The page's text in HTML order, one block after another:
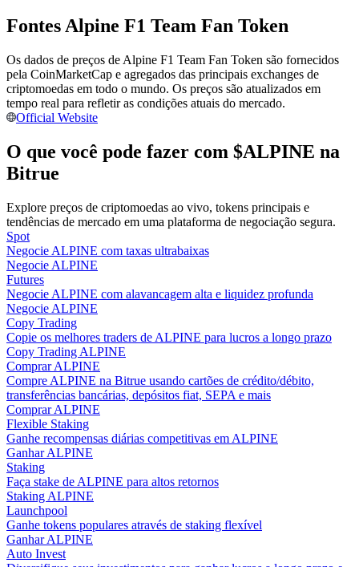
Informação
Análise de big data, incluindo informações comerciais, etc.
Guia
Guia para iniciantes em futuros
Estratégias de negociação
Aprenda como se manter lucrativo
Fontes Alpine F1 Team Fan Token
Os dados de preços de Alpine F1 Team Fan Token são fornecidos
pela CoinMarketCap e agregados das principais exchanges de
criptomoedas em todo o mundo. Os preços são atualizados em
tempo real para refletir as condições atuais do mercado.
Official Website
O que você pode fazer com $ALPINE na
Bitrue
Explore preços de criptomoedas ao vivo, tokens principais e
tendências de mercado em uma plataforma de negociação segura.
Spot
Negocie ALPINE com taxas ultrabaixas
Negocie ALPINE
Futures
Negocie ALPINE com alavancagem alta e liquidez profunda
Negocie ALPINE
Copy Trading
Copie os melhores traders de ALPINE para lucros a longo prazo
Copy Trading ALPINE
Comprar ALPINE
Compre ALPINE na Bitrue usando cartões de crédito/débito,
transferências bancárias, depósitos fiat, SEPA e mais
Comprar ALPINE
Flexible Staking
Ganhe recompensas diárias competitivas em ALPINE
Ganhar ALPINE
Staking
Faça stake de ALPINE para altos retornos
Staking ALPINE
Launchpool
Ganhe tokens populares através de staking flexível
Ganhar ALPINE
Auto Invest